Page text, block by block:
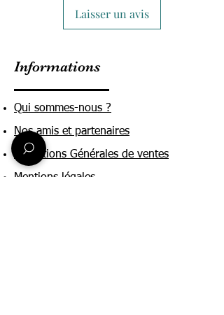
Laisser un avis
Informations
Qui sommes-nous ?
Nos amis et partenaires
Conditions Générales de ventes
Mentions légales